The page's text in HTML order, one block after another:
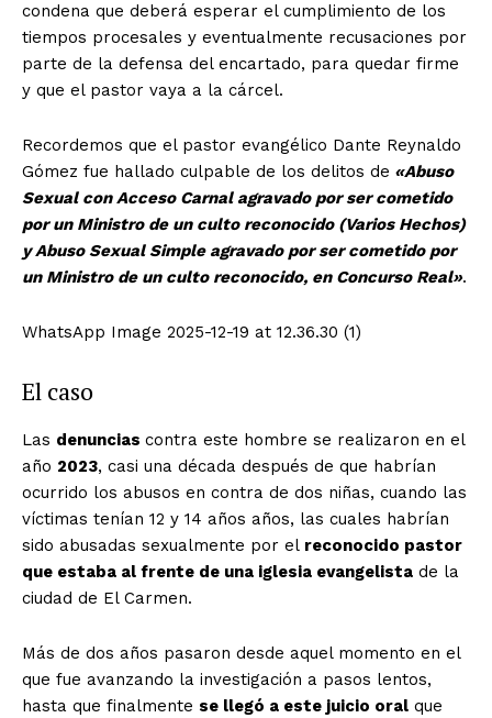
condena que deberá esperar el cumplimiento de los
tiempos procesales y eventualmente recusaciones por
parte de la defensa del encartado, para quedar firme
y que el pastor vaya a la cárcel.
Recordemos que el pastor evangélico Dante Reynaldo
Gómez fue hallado culpable de los delitos de «Abuso
Sexual con Acceso Carnal agravado por ser cometido
por un Ministro de un culto reconocido (Varios Hechos)
y Abuso Sexual Simple agravado por ser cometido por
un Ministro de un culto reconocido, en Concurso Real».
WhatsApp Image 2025-12-19 at 12.36.30 (1)
El caso
Las denuncias contra este hombre se realizaron en el
año 2023, casi una década después de que habrían
ocurrido los abusos en contra de dos niñas, cuando las
víctimas tenían 12 y 14 años años, las cuales habrían
sido abusadas sexualmente por el reconocido pastor
que estaba al frente de una iglesia evangelista de la
ciudad de El Carmen.
Más de dos años pasaron desde aquel momento en el
que fue avanzando la investigación a pasos lentos,
hasta que finalmente se llegó a este juicio oral que